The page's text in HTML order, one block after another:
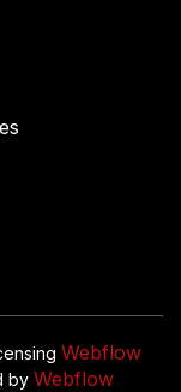
Webflow
by Webflow